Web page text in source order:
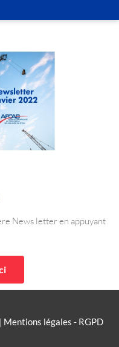
News letter en appuyant
| Mentions légales - RGPD